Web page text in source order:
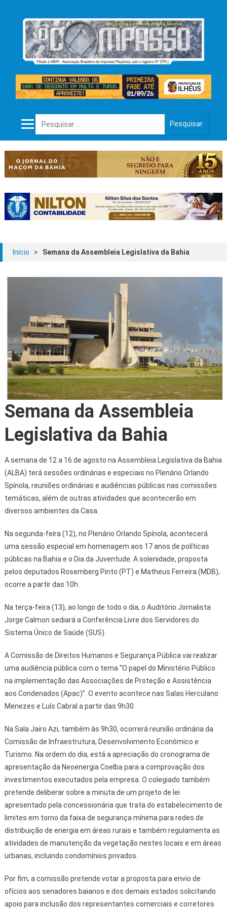
Pesquisar por:
Início > Semana da Assembleia Legislativa da Bahia
Semana da Assembleia
Legislativa da Bahia
A semana de 12 a 16 de agosto na Assembleia Legislativa da Bahia
(ALBA) terá sessões ordinárias e especiais no Plenário Orlando
Spínola, reuniões ordinárias e audiências públicas nas comissões
temáticas, além de outras atividades que acontecerão em
diversos ambientes da Casa.
Na segunda-feira (12), no Plenário Orlando Spínola, acontecerá
uma sessão especial em homenagem aos 17 anos de políticas
públicas na Bahia e o Dia da Juventude. A solenidade, proposta
pelos deputados Rosemberg Pinto (PT) e Matheus Ferreira (MDB),
ocorre a partir das 10h.
Na terça-feira (13), ao longo de todo o dia, o Auditório Jornalista
Jorge Calmon sediará a Conferência Livre dos Servidores do
Sistema Único de Saúde (SUS).
A Comissão de Direitos Humanos e Segurança Pública vai realizar
uma audiência pública com o tema “O papel do Ministério Público
na implementação das Associações de Proteção e Assistência
aos Condenados (Apac)”. O evento acontece nas Salas Herculano
Menezes e Luís Cabral a partir das 9h30.
Na Sala Jairo Azi, também às 9h30, ocorrerá reunião ordinária da
Comissão de Infraestrutura, Desenvolvimento Econômico e
Turismo. Na ordem do dia, está a apreciação do cronograma de
apresentação da Neoenergia Coelba para a comprovação dos
investimentos executados pela empresa. O colegiado também
pretende deliberar sobre a minuta de um projeto de lei
apresentado pela concessionária que trata do estabelecimento de
limites em torno da faixa de segurança mínima para redes de
distribuição de energia em áreas rurais e também regulamenta as
atividades de manutenção da vegetação nestes locais e em áreas
urbanas, incluindo condomínios privados.
Por fim, a comissão pretende votar a proposta para envio de
ofícios aos senadores baianos e dos demais estados solicitando
apoio para inclusão dos representantes comerciais e corretores